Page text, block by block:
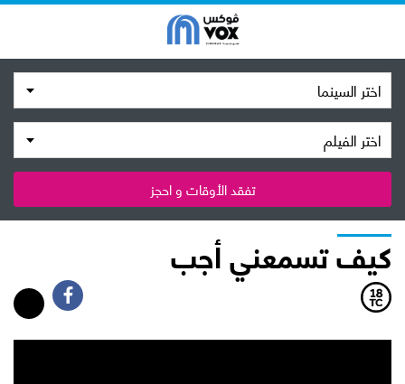
اختر السينما
اختر الفيلم
تفقد الأوقات و احجز
كيف تسمعني أجب